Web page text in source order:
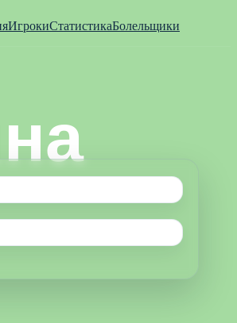
ИгрокиСтатистикаБолельщики